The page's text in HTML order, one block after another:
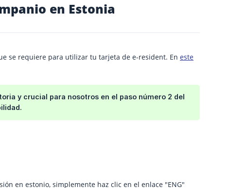
en Estonia
se requiere para utilizar tu tarjeta de e-resident. En este
y crucial para nosotros en el paso número 2 del
en estonio, simplemente haz clic en el enlace "ENG"